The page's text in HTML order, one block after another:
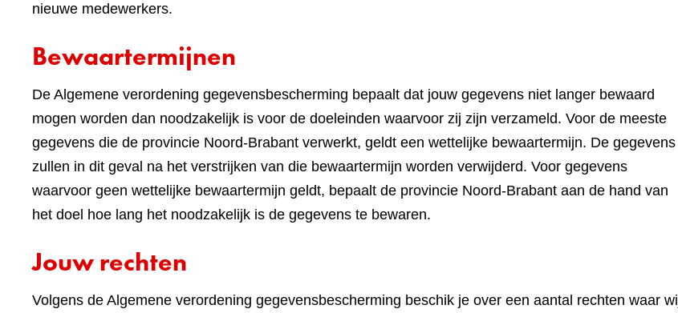
nieuwe medewerkers.
Bewaartermijnen
De Algemene verordening gegevensbescherming bepaalt dat jouw gegevens niet langer bewaard
mogen worden dan noodzakelijk is voor de doeleinden waarvoor zij zijn verzameld. Voor de meeste
gegevens die de provincie Noord-Brabant verwerkt, geldt een wettelijke bewaartermijn. De gegevens
zullen in dit geval na het verstrijken van die bewaartermijn worden verwijderd. Voor gegevens
waarvoor geen wettelijke bewaartermijn geldt, bepaalt de provincie Noord-Brabant aan de hand van
het doel hoe lang het noodzakelijk is de gegevens te bewaren.
Jouw rechten
Volgens de Algemene verordening gegevensbescherming beschik je over een aantal rechten waar